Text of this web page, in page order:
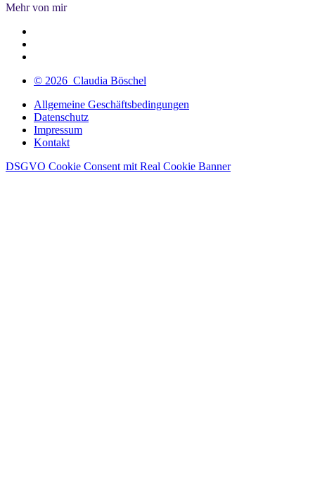
Mehr von mir
© 2026 Claudia Böschel
Allgemeine Geschäftsbedingungen
Datenschutz
Impressum
Kontakt
DSGVO Cookie Consent mit Real Cookie Banner